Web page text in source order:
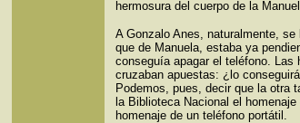
hermosura del cuerpo de la
A Gonzalo Anes, naturalmente,
que de Manuela, estaba ya
conseguía apagar el teléfono. Las
cruzaban apuestas: ¿lo
Podemos, pues, decir que la otra
la Biblioteca Nacional el
homenaje de un teléfono portátil.